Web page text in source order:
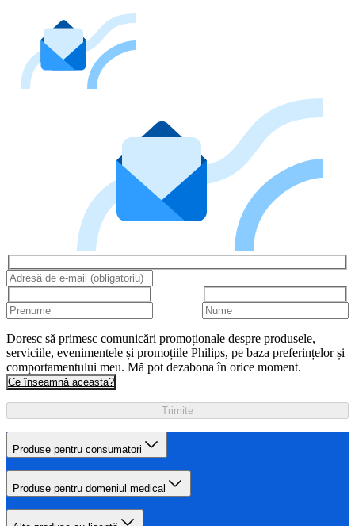
Doresc să primesc comunicări promoționale despre produsele,
serviciile, evenimentele și promoțiile Philips, pe baza preferințelor și
comportamentului meu. Mă pot dezabona în orice moment.
Ce înseamnă aceasta?
Trimite
Produse pentru consumatori
Produse pentru domeniul medical